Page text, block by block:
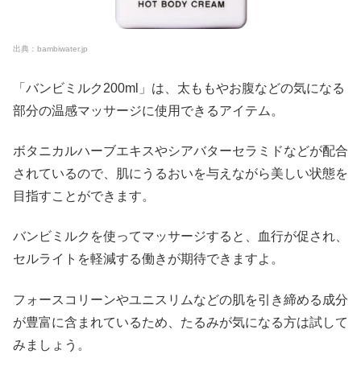
出典：bambiwater.jp
「バンビミルク200ml」は、太ももやお腹などの気になる
部分の温感マッサージに使用できるアイテム。
ボタニカルハーブエキスやシアバターセラミドなどが配合
されているので、肌にうるおいを与えながら美しい状態を
目指すことができます。
バンビミルクを使ってマッサージすると、血行が促され、
セルライトを軽減する働きが期待できますよ。
フォースコリーンやユニスリムなどの肌を引き締める成分
が豊富に含まれているため、たるみが気になる方は試して
みましょう。